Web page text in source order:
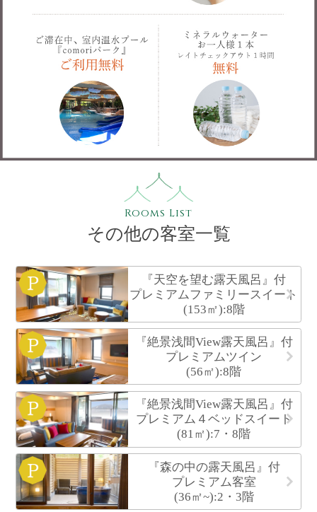
Rooms List
その他の客室一覧
『天空を望む露天風呂』付
プレミアムファミリースイート
(153㎡):8階
『絶景浅間View露天風呂』付
プレミアムツイン
(56㎡):8階
『絶景浅間View露天風呂』付
プレミアム４ベッドスイート
(81㎡):7・8階
『森の中の露天風呂』付
プレミアム客室
(36㎡~):2・3階